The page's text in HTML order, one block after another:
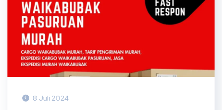
8 Juli 2024